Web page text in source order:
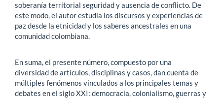
soberanía territorial seguridad y ausencia de conflicto. De
este modo, el autor estudia los discursos y experiencias de
paz desde la etnicidad y los saberes ancestrales en una
comunidad colombiana.
En suma, el presente número, compuesto por una
diversidad de artículos, disciplinas y casos, dan cuenta de
múltiples fenómenos vinculados a los principales temas y
debates en el siglo XXI: democracia, colonialismo, guerras y